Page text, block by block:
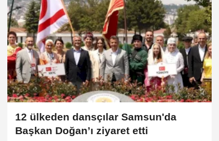
12 ülkeden dansçılar Samsun'da
Başkan Doğan’ı ziyaret etti